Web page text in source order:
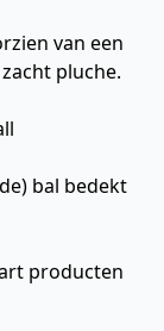
van een
pluche.
bal bedekt
producten